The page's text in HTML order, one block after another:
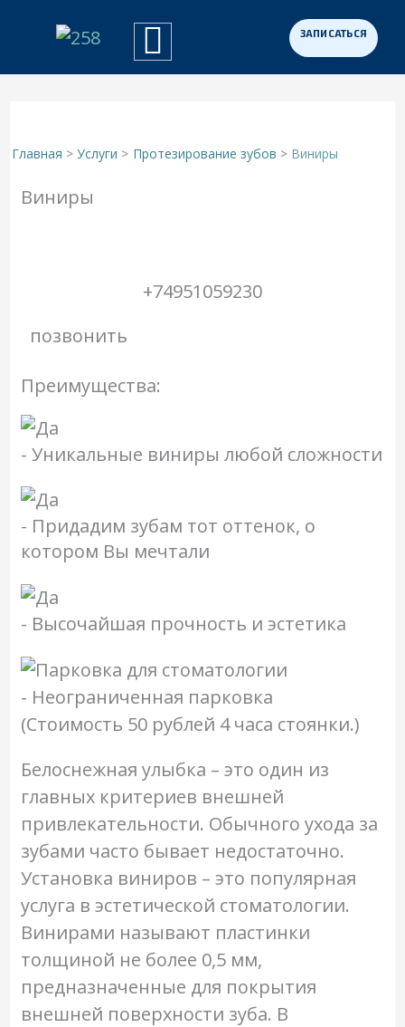
Главная Услуги Протезирование зубов Виниры
Виниры
+74951059230
позвонить
Преимущества:
- Уникальные виниры любой сложности
- Придадим зубам тот оттенок, о
котором Вы мечтали
- Высочайшая прочность и эстетика
- Неограниченная парковка
(Стоимость 50 рублей 4 часа стоянки.)
Белоснежная улыбка – это один из
главных критериев внешней
привлекательности. Обычного ухода за
зубами часто бывает недостаточно.
Установка виниров – это популярная
услуга в эстетической стоматологии.
Винирами называют пластинки
толщиной не более 0,5 мм,
предназначенные для покрытия
внешней поверхности зуба. В